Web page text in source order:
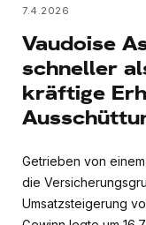
7.4.2026
Vaudoise
schneller
kräftige
Getrieben von
die
Umsatzsteigerung